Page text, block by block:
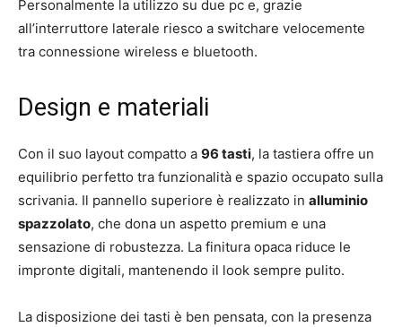
Personalmente la utilizzo su due pc e, grazie
all’interruttore laterale riesco a switchare velocemente
tra connessione wireless e bluetooth.
Design e materiali
Con il suo layout compatto a 96 tasti, la tastiera offre un
equilibrio perfetto tra funzionalità e spazio occupato sulla
scrivania. Il pannello superiore è realizzato in alluminio
spazzolato, che dona un aspetto premium e una
sensazione di robustezza. La finitura opaca riduce le
impronte digitali, mantenendo il look sempre pulito.
La disposizione dei tasti è ben pensata, con la presenza